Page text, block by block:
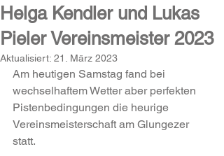
Helga Kendler und Lukas
Pieler Vereinsmeister 2023
Aktualisiert: 21. März 2023
Am heutigen Samstag fand bei
wechselhaftem Wetter aber perfekten
Pistenbedingungen die heurige
Vereinsmeisterschaft am Glungezer
statt.